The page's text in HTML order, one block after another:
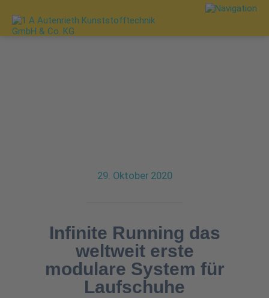
29. Oktober 2020
Infinite Running das
weltweit erste
modulare System für
Laufschuhe